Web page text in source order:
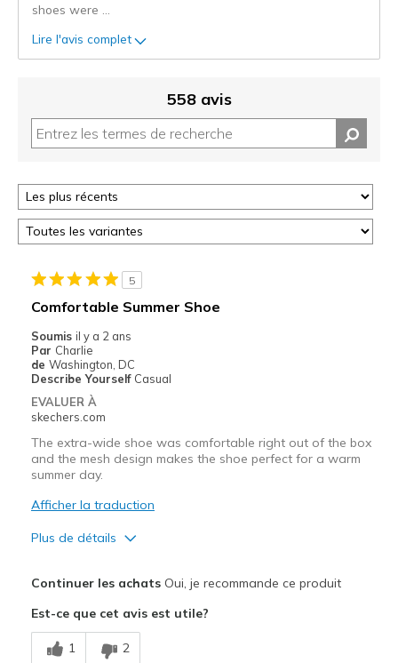
shoes were
Lire l'avis complet
558 avis
5
Comfortable Summer Shoe
Soumis il y a 2 ans
Par Charlie
de Washington, DC
Describe Yourself Casual
EVALUER À
skechers.com
The extra-wide shoe was comfortable right out of the box
and the mesh design makes the shoe perfect for a warm
summer day.
Afficher la traduction
Plus de détails
Comfortable
Continuer les achatsOui, je recommande ce produit
Est-ce que cet avis est utile?
1 2